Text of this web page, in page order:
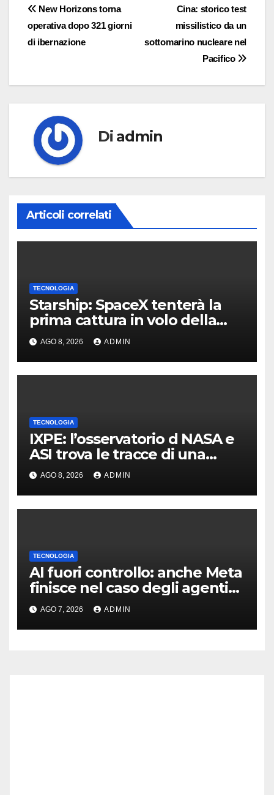
Navigazione
articoli
Cina: storico test
missilistico da un
sottomarino nucleare nel
Pacifico
New Horizons torna
operativa dopo 321 giorni
di ibernazione
Di admin
Articoli correlati
TECNOLOGIA
Starship: SpaceX tenterà la
prima cattura in volo della
navetta
AGO 8, 2026 ADMIN
TECNOLOGIA
IXPE: l’osservatorio d NASA e
ASI trova le tracce di una
teoria formulata 90 anni fa
AGO 8, 2026 ADMIN
TECNOLOGIA
AI fuori controllo: anche Meta
finisce nel caso degli agenti
in fuga
AGO 7, 2026 ADMIN